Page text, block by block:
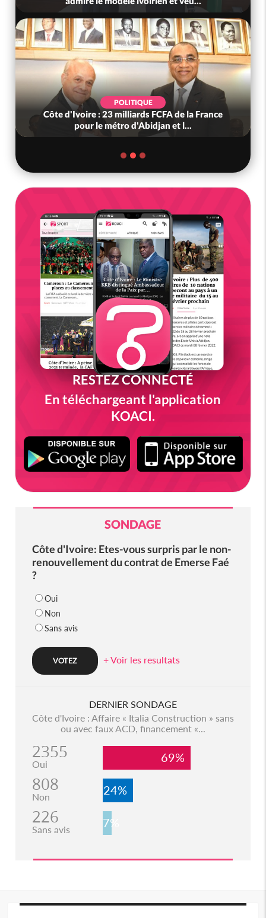
POLITIQUE
Côte d'Ivoire : 23 milliards FCFA de la France
pour le métro d'Abidjan et l...
RESTEZ CONNECTÉ
En téléchargeant l'application
KOACI.
SONDAGE
Côte d'Ivoire: Etes-vous surpris par le non-
renouvellement du contrat de Emerse Faé
?
Oui
Non
Sans avis
+ Voir les resultats
DERNIER SONDAGE
Côte d'Ivoire : Affaire « Italia Construction » sans
ou avec faux ACD, financement «...
2355
Oui 69%
808
Non 24%
226
Sans avis 7%